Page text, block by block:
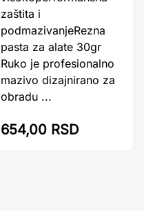
zaštita i
podmazivanjeRezna
pasta za alate 30gr
Ruko je profesionalno
mazivo dizajnirano za
obradu ...
654,00 RSD